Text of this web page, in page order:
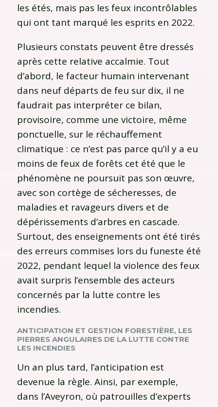
les étés, mais pas les feux incontrôlables
qui ont tant marqué les esprits en 2022.
Plusieurs constats peuvent être dressés
après cette relative accalmie. Tout
d’abord, le facteur humain intervenant
dans neuf départs de feu sur dix, il ne
faudrait pas interpréter ce bilan,
provisoire, comme une victoire, même
ponctuelle, sur le réchauffement
climatique : ce n’est pas parce qu’il y a eu
moins de feux de forêts cet été que le
phénomène ne poursuit pas son œuvre,
avec son cortège de sécheresses, de
maladies et ravageurs divers et de
dépérissements d’arbres en cascade.
Surtout, des enseignements ont été tirés
des erreurs commises lors du funeste été
2022, pendant lequel la violence des feux
avait surpris l’ensemble des acteurs
concernés par la lutte contre les
incendies.
ANTICIPATION ET GESTION FORESTIÈRE, LES
PIERRES ANGULAIRES DE LA LUTTE CONTRE
LES INCENDIES
Un an plus tard, l’anticipation est
devenue la règle. Ainsi, par exemple,
dans l’Aveyron, où patrouilles d’experts